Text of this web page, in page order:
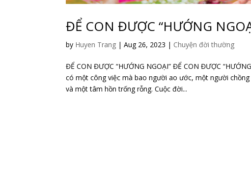
ĐỂ CON ĐƯỢC “HƯỚNG
by Huyen Trang |Aug 26, 2023 | Chuyện đời thường
ĐỂ CON ĐƯỢC “HƯỚNG NGOẠI” ĐỂ CON ĐƯỢC
có một công việc mà bao người ao ước, một người
và một tâm hồn trống rỗng. Cuộc đời...